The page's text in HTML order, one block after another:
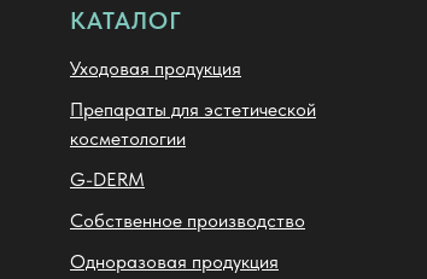
КАТАЛОГ
Уходовая продукция
Препараты для эстетической
косметологии
G-DERM
Собственное производство
Одноразовая продукция